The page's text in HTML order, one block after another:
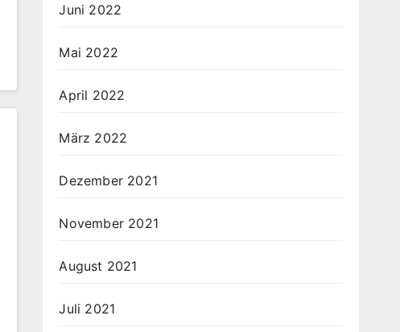
Juni 2022
Mai 2022
April 2022
März 2022
Dezember 2021
November 2021
August 2021
Juli 2021